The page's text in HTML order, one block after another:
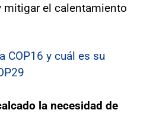
mitigar el calentamiento
COP16 y cuál es su
la necesidad de